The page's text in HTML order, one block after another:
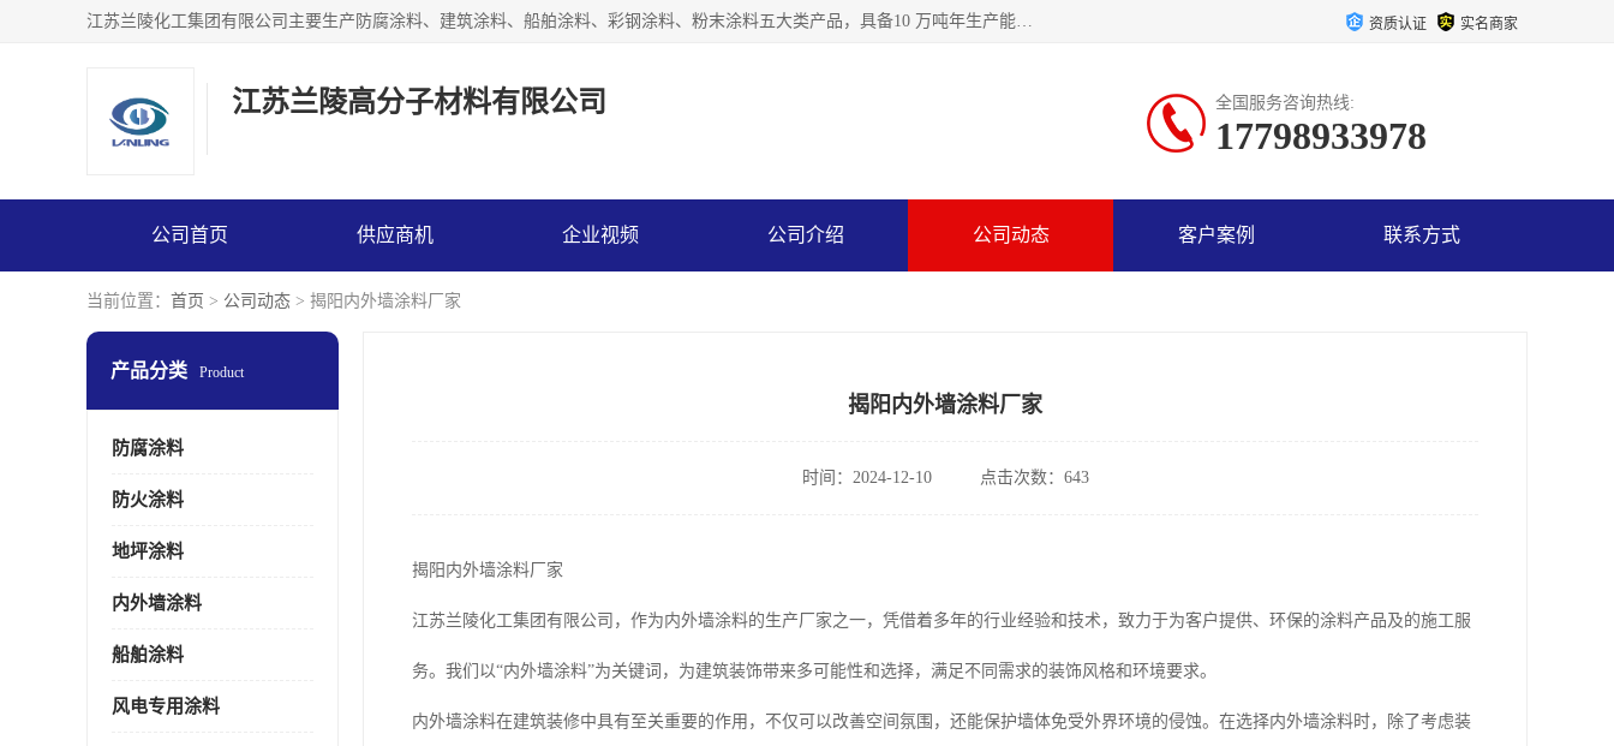
江苏兰陵化工集团有限公司主要生产防腐涂料、建筑涂料、船舶涂料、彩钢涂料、粉末涂料五大类产品，具备10 万吨年生产能力，可以提供优质精良的涂装施工服务，产品广销全国各地，大量出口亚非欧及拉美等国家。 资质认证 实名商家
江苏兰陵高分子材料有限公司 全国服务咨询热线:
17798933978
公司首页 供应商机 企业视频 公司介绍 公司动态 客户案例 联系方式
当前位置： 首页 > 公司动态 > 揭阳内外墙涂料厂家
产品分类 Product
防腐涂料
防火涂料
地坪涂料
内外墙涂料
船舶涂料
风电专用涂料
揭阳内外墙涂料厂家
时间：2024-12-10 点击次数：643
揭阳内外墙涂料厂家
江苏兰陵化工集团有限公司，作为内外墙涂料的生产厂家之一，凭借着多年的行业经验和技术，致力于为客户提供、环保的涂料产品及的施工服
务。我们以“内外墙涂料”为关键词，为建筑装饰带来多可能性和选择，满足不同需求的装饰风格和环境要求。
内外墙涂料在建筑装修中具有至关重要的作用，不仅可以改善空间氛围，还能保护墙体免受外界环境的侵蚀。在选择内外墙涂料时，除了考虑装